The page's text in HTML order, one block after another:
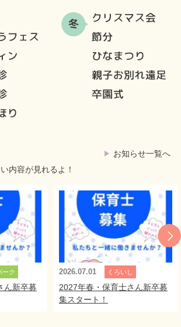
内容が見れるよ！
ーク
ん新卒募
2026.07.01 くろいし
2027年春・保育士さん新卒募
集スタート！
お知らせ一覧へ